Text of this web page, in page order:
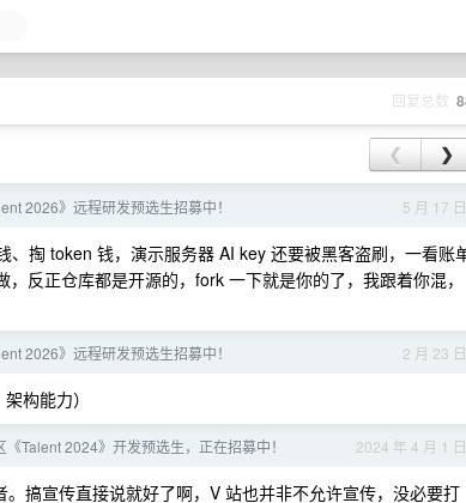
回复总数
❮ ❯
5 月 17 日
2026》远程研发预选生招募中！
、掏 token 钱，演示服务器 AI key 还要被黑客盗刷，一看账
反正仓库都是开源的，fork 一下就是你的了，我跟着你混，
2 月 23 日
2026》远程研发预选生招募中！
构能力）
2024 年 4 月 1 日
Talent 2024》开发预选生，正在招募中！
搞宣传直接说就好了啊，V 站也并非不允许宣传，没必要打